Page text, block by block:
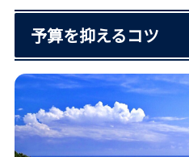
予算を抑えるコツ